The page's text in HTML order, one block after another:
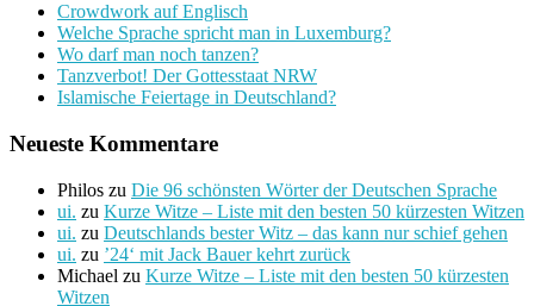
Crowdwork auf Englisch
Welche Sprache spricht man in Luxemburg?
Wo darf man noch tanzen?
Tanzverbot! Der Gottesstaat NRW
Islamische Feiertage in Deutschland?
Neueste Kommentare
Philos zu Die 96 schönsten Wörter der Deutschen Sprache
ui. zu Kurze Witze – Liste mit den besten 50 kürzesten Witzen
ui. zu Deutschlands bester Witz – das kann nur schief gehen
ui. zu ’24‘ mit Jack Bauer kehrt zurück
Michael zu Kurze Witze – Liste mit den besten 50 kürzesten
Witzen